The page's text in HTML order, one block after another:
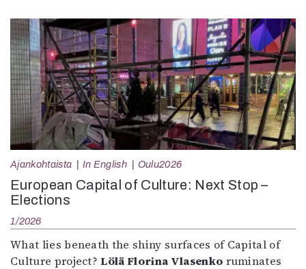
Ajankohtaista In English Oulu2026
European Capital of Culture: Next Stop –
Elections
1/2026
What lies beneath the shiny surfaces of Capital of
Culture project?Lölä Florina Vlasenko ruminates